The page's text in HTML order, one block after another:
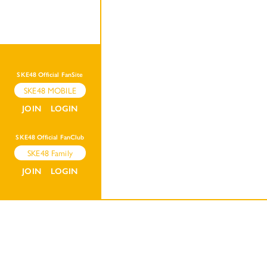
SKE48 Official FanSite
SKE48 MOBILE
JOIN LOGIN
SKE48 Official FanClub
SKE48 Family
JOIN LOGIN